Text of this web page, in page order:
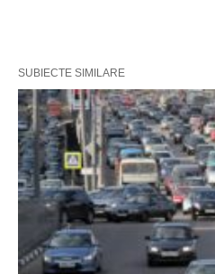
SUBIECTE SIMILARE